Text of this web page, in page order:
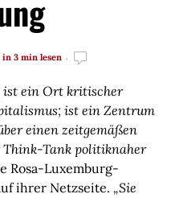
in 3 min lesen
ist ein Ort kritischer
ist ein Zentrum
einen zeitgemäßen
Think-Tank politiknaher
Rosa-Luxemburg-
ihrer Netzseite. „Sie